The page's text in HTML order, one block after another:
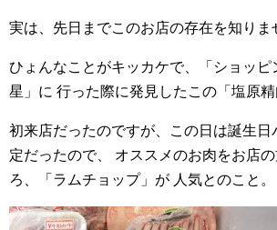
実は、先日までこのお店の存在を知りま
ひょんなことがキッカケで、「ショッピ
星」に 行った際に発見したこの「塩原精
初来店だったのですが、この日は誕生日
定だったので、
オススメのお肉をお店
ろ、「ラムチョップ」が 人気とのこと。